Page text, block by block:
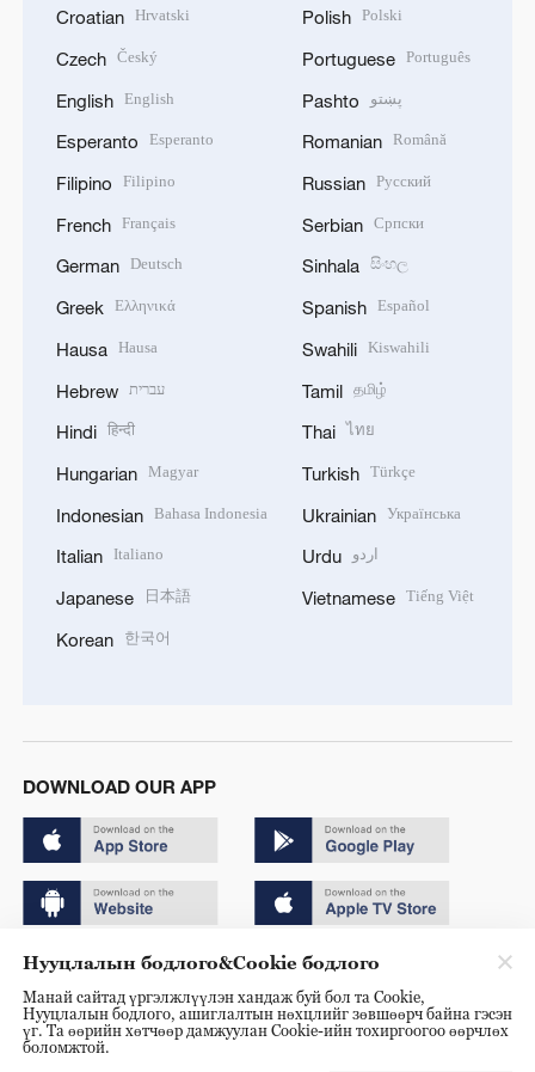
Croatian Hrvatski
Czech Český
English English
Esperanto Esperanto
Filipino Filipino
French Français
German Deutsch
Greek Ελληνικά
Hausa Hausa
Hebrew עברית
Hindi हिन्दी
Hungarian Magyar
Indonesian Bahasa Indonesia
Italian Italiano
Japanese 日本語
Korean 한국어
Polish Polski
Portuguese Português
Pashto پښتو
Romanian Română
Russian Русский
Serbian Српски
Sinhala සිංහල
Spanish Español
Swahili Kiswahili
Tamil தமிழ்
Thai ไทย
Turkish Türkçe
Ukrainian Українська
Urdu اردو
Vietnamese Tiếng Việt
DOWNLOAD OUR APP
Copyright © 2024 CGTN.
京ICP备20000184号
京公网安备 11010502050052号
Нууцлалын бодлого&Cookie бодлого
Манай сайтад үргэлжлүүлэн хандаж буй бол та Cookie,
Нууцлалын бодлого, ашиглалтын нөхцлийг зөвшөөрч байна гэсэн
үг. Та өөрийн хөтчөөр дамжуулан Cookie-ийн тохиргоогоо өөрчлөх
боломжтой.